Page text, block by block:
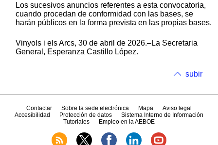
Los sucesivos anuncios referentes a esta convocatoria,
cuando procedan de conformidad con las bases, se
harán públicos en la forma prevista en las propias bases.
Vinyols i els Arcs, 30 de abril de 2026.–La Secretaria
General, Esperanza Castillo López.
subir
Contactar Sobre la sede electrónica Mapa
Aviso legal
Accesibilidad
Protección de datos
Sistema Interno de Información
Tutoriales
Empleo en la AEBOE